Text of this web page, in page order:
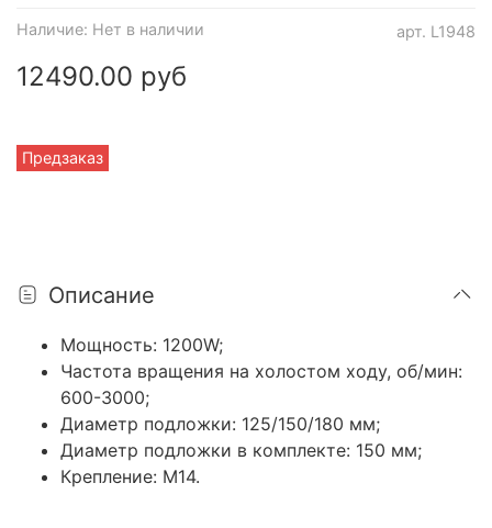
арт. L1948
Наличие: Нет в наличии
Предзаказ
12490.00 руб
Описание
Мощность: 1200W;
Частота вращения на холостом ходу, об/мин:
600-3000;
Диаметр подложки: 125/150/180 мм;
Диаметр подложки в комплекте: 150 мм;
Крепление: M14.